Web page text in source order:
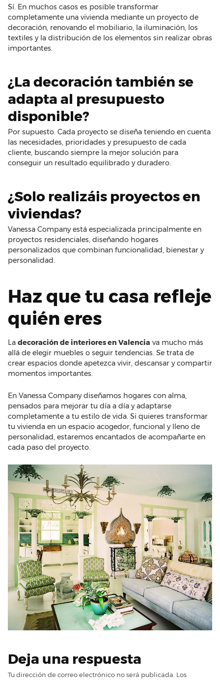
Sí. En muchos casos es posible transformar
completamente una vivienda mediante un proyecto de
decoración, renovando el mobiliario, la iluminación, los
textiles y la distribución de los elementos sin realizar obras
importantes.
¿La decoración también se
adapta al presupuesto
disponible?
Por supuesto. Cada proyecto se diseña teniendo en cuenta
las necesidades, prioridades y presupuesto de cada
cliente, buscando siempre la mejor solución para
conseguir un resultado equilibrado y duradero.
¿Solo realizáis proyectos en
viviendas?
Vanessa Company está especializada principalmente en
proyectos residenciales, diseñando hogares
personalizados que combinan funcionalidad, bienestar y
personalidad.
Haz que tu casa refleje
quién eres
La decoración de interiores en Valencia va mucho más
allá de elegir muebles o seguir tendencias. Se trata de
crear espacios donde apetezca vivir, descansar y compartir
momentos importantes.
En Vanessa Company diseñamos hogares con alma,
pensados para mejorar tu día a día y adaptarse
completamente a tu estilo de vida. Si quieres transformar
tu vivienda en un espacio acogedor, funcional y lleno de
personalidad, estaremos encantados de acompañarte en
cada paso del proyecto.
Deja una respuesta
Tu dirección de correo electrónico no será publicada. Los